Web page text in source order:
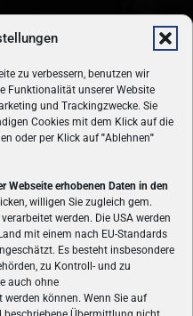
zu verbessern, benutzen wir
Funktionalität unserer Website
und Trackingzwecke. Sie
Cookies mit dem Klick auf die
oder per Klick auf"Ablehnen"
Webseite erhobenen Daten in den
willigen Sie zugleich gem.
werden. Die USA werden
mit einem nach EU-Standards
Es besteht insbesondere
zu Kontroll- und zu
auch ohne
werden können. Wenn Sie auf
ist das älteste Online-
täglich aktuelle News,
Konsolenspielen, Gaming-
des e-Sport's.